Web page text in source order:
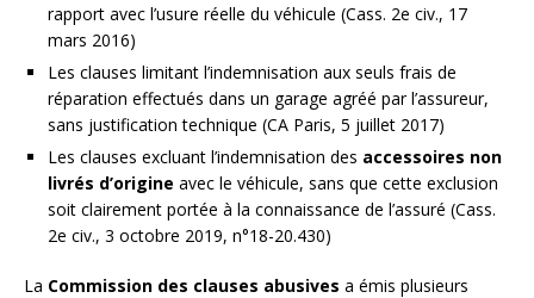
rapport avec l’usure réelle du véhicule (Cass. 2e civ., 17
mars 2016)
Les clauses limitant l’indemnisation aux seuls frais de
réparation effectués dans un garage agréé par l’assureur,
sans justification technique (CA Paris, 5 juillet 2017)
Les clauses excluant l’indemnisation des accessoires non
livrés d’origine avec le véhicule, sans que cette exclusion
soit clairement portée à la connaissance de l’assuré (Cass.
2e civ., 3 octobre 2019, n°18-20.430)
La Commission des clauses abusives a émis plusieurs